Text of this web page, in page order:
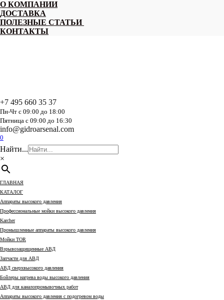
Перейти
к
содержанию
О КОМПАНИИ
ДОСТАВКА
ПОЛЕЗНЫЕ СТАТЬИ
КОНТАКТЫ
+7 495 660 35 37
Пн-Чт с 09:00 до 18:00
Пятница с 09:00 до 16:30
info@gidroarsenal.com
0
Найти...
×
ГЛАВНАЯ
КАТАЛОГ
Аппараты высокого давления
Профессиональные мойки высокого давления
Karcher
Промышленные аппараты высокого давления
Мойки TOR
Взрывозащищенные АВД
Запчасти для АВД
АВД сверхвысокого давления
Бойлеры нагрева воды высокого давления
АВД для каналопромывочных работ
Аппараты высокого давления с подогревом воды